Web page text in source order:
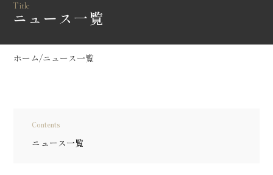
Title
ニュース一覧
ホーム/ニュース一覧
Contents
ニュース一覧